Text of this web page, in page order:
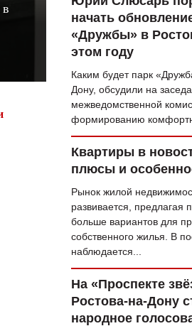
начать
«Дружбы» в
этом году
Каким будет парк
Дону, обсудили на
межведомственной
формированию
Квартиры в
плюсы и
Рынок жилой
развивается, предлагая
больше вариантов для
собственного жилья. В
наблюдается...
На «Проспекте
Ростова-на-Дону
народное